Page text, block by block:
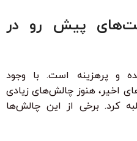
پیش رو در
و پرهزینه است. با وجود
اخیر، هنوز چالش‌های زیادی
کرد. برخی از این چالش‌ها